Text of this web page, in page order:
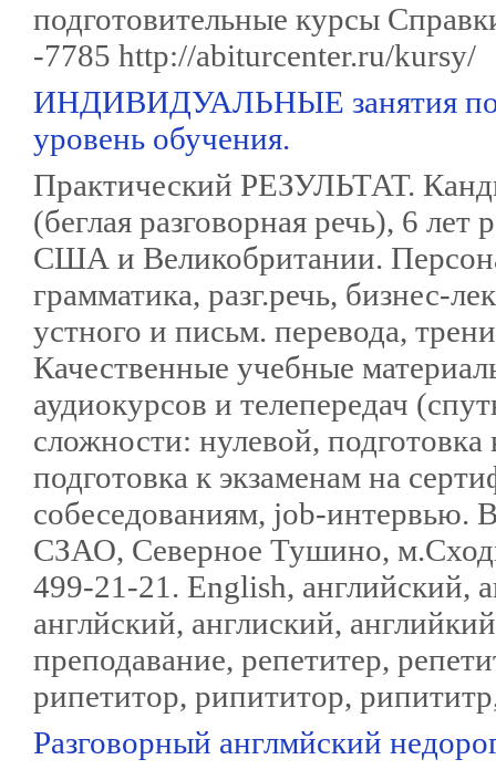
подготовительные курсы
-7785 http://abiturcenter.ru/kursy/
ИНДИВИДУАЛЬНЫЕ занятия
уровень обучения.
Практический РЕЗУЛЬТАТ.
(беглая разговорная речь), 6
США и Великобритании.
грамматика, разг.речь, бизнес-
устного и письм. перевода,
Качественные учебные
аудиокурсов и телепередач
сложности: нулевой,
подготовка к экзаменам на
собеседованиям, job-интервью.
СЗАО, Северное Тушино,
499-21-21. English, английский,
англйский, англиский,
преподавание, репетитер,
рипетитор, рипититор,
Разговорный англмйский